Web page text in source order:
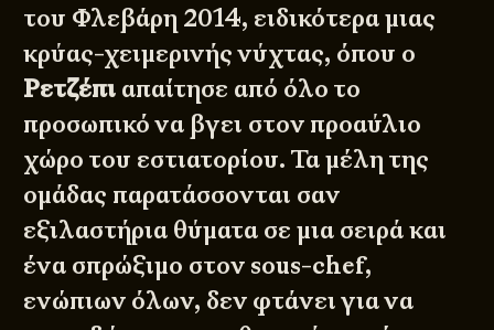
του Φλεβάρη 2014, ειδικότερα μιας
κρύας-χειμερινής νύχτας, όπου ο
Ρετζέπι απαίτησε από όλο το
προσωπικό να βγει στον προαύλιο
χώρο του εστιατορίου. Τα μέλη της
ομάδας παρατάσσονται σαν
εξιλαστήρια θύματα σε μια σειρά και
ένα σπρώξιμο στον sous-chef,
ενώπιων όλων, δεν φτάνει για να